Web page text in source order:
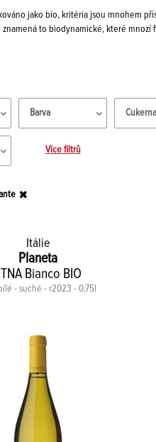
jako bio, kritéria jsou mnohem
to biodynamické, které mnozí
Barva
Více filtrů
Itálie
Planeta
Bianco BIO
- suché - r2023 - 0,75l